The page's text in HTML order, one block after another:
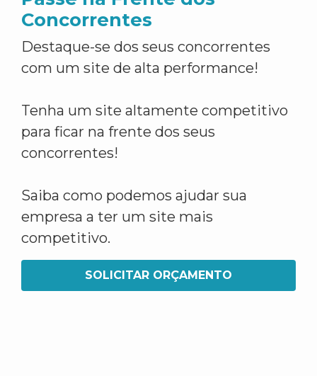
Concorrentes
Destaque-se dos seus concorrentes
com um site de alta performance!
Tenha um site altamente competitivo
para ficar na frente dos seus
concorrentes!
Saiba como podemos ajudar sua
empresa a ter um site mais
competitivo.
SOLICITAR ORÇAMENTO